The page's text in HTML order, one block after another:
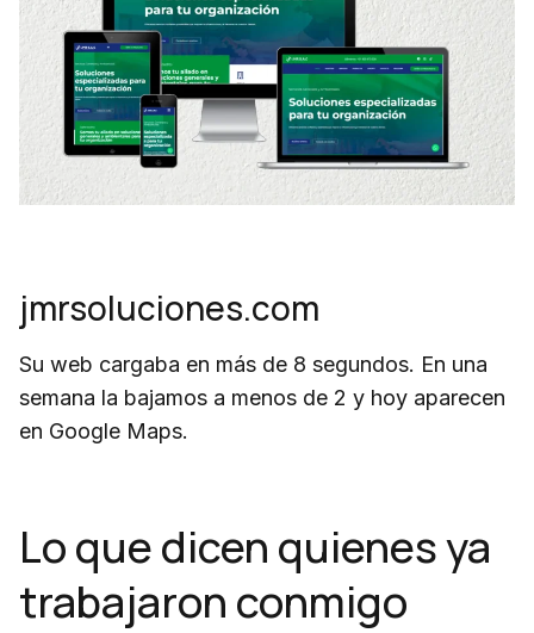
jmrsoluciones.com
Su web cargaba en más de 8 segundos. En una
semana la bajamos a menos de 2 y hoy aparecen
en Google Maps.
Lo que dicen quienes ya
trabajaron conmigo